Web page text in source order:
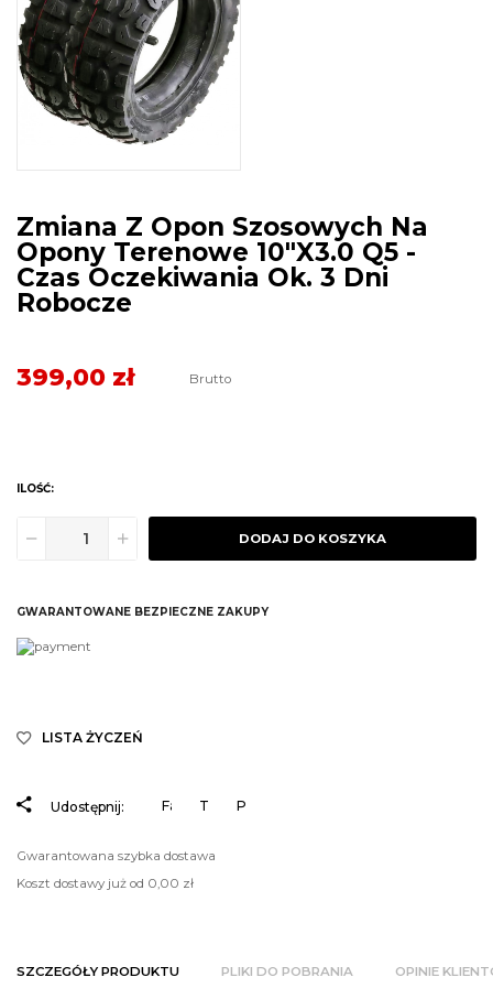
Zmiana Z Opon Szosowych Na
Opony Terenowe 10"x3.0 Q5 -
Czas Oczekiwania Ok. 3 Dni
Robocze
399,00 zł Brutto
ILOŚĆ:
DODAJ DO KOSZYKA
GWARANTOWANE BEZPIECZNE ZAKUPY
LISTA ŻYCZEŃ
Udostępnij: FacebookTweetujPinterest
Gwarantowana szybka dostawa
Koszt dostawy już od 0,00 zł
SZCZEGÓŁY PRODUKTU PLIKI DO POBRANIA OPINIE